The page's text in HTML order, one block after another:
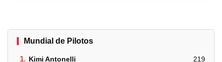
Mundial de Pilotos
1. Kimi Antonelli 219